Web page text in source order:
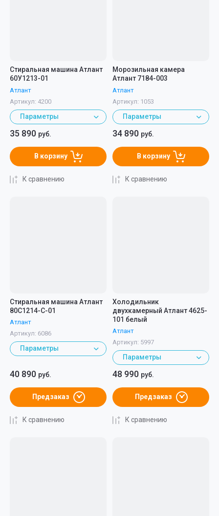
Стиральная машина Атлант
60У1213-01
Атлант
Артикул: 4200
Параметры
35 890 руб.
В корзину
К сравнению
Морозильная камера
Атлант 7184-003
Атлант
Артикул: 1053
Параметры
34 890 руб.
В корзину
К сравнению
Стиральная машина Атлант
80С1214-С-01
Атлант
Артикул: 6086
Параметры
40 890 руб.
Предзаказ
К сравнению
Холодильник
двухкамерный Атлант 4625-
101 белый
Атлант
Артикул: 5997
Параметры
48 990 руб.
Предзаказ
К сравнению